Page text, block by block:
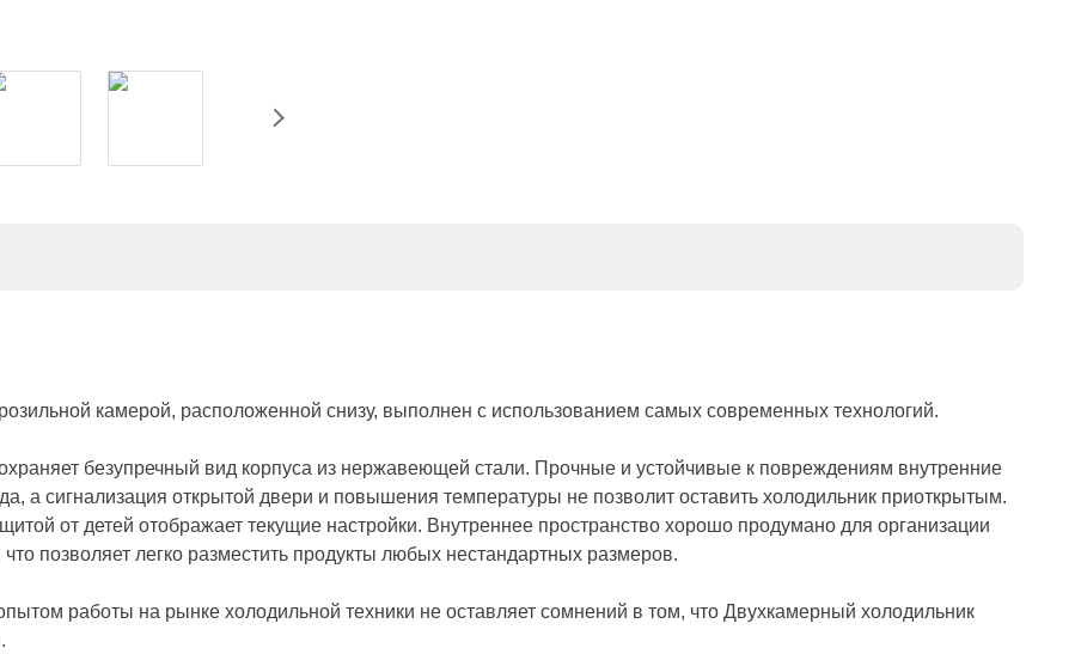
камерой, расположенной снизу, выполнен с использованием самых современных технологий.
безупречный вид корпуса из нержавеющей стали. Прочные и устойчивые к повреждениям внутренние
а сигнализация открытой двери и повышения температуры не позволит оставить холодильник приоткрытым.
от детей отображает текущие настройки. Внутреннее пространство хорошо продумано для организации
позволяет легко разместить продукты любых нестандартных размеров.
работы на рынке холодильной техники не оставляет сомнений в том, что Двухкамерный холодильник